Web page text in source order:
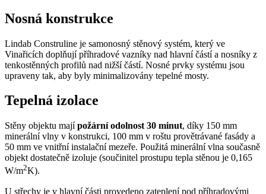
Nosná konstrukce
Lindab Construline je samonosný stěnový systém, který ve
Vinařicích doplňují příhradové vazníky nad hlavní částí a nosníky z
tenkostěnných profilů nad nižší částí. Nosné prvky systému jsou
upraveny tak, aby byly minimalizovány tepelné mosty.
Tepelná izolace
Stěny objektu majípožární odolnost 30 minut, díky 150 mm
minerální vlny v konstrukci, 100 mm v roštu provětrávané fasády a
50 mm ve vnitřní instalační mezeře. Použitá minerální vlna současně
objekt dostatečně izoluje (součinitel prostupu tepla stěnou je 0,165
W/m2K).
U střechy je v hlavní části provedeno zateplení pod příhradovými